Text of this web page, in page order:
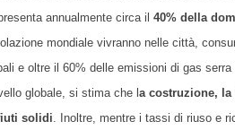
annualmente circa il 40% della
mondiale vivranno nelle città,
e oltre il 60% delle emissioni di gas serra
globale, si stima che l a costruzione,
solidi . Inoltre, mentre i tassi di riuso e